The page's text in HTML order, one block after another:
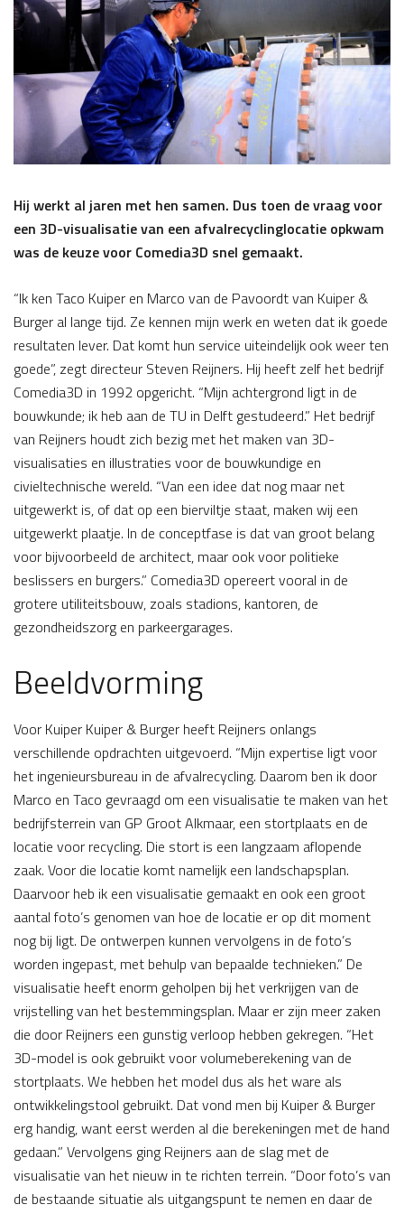
Hij werkt al jaren met hen samen. Dus toen de vraag voor
een 3D-visualisatie van een afvalrecyclinglocatie opkwam
was de keuze voor Comedia3D snel gemaakt.
“Ik ken Taco Kuiper en Marco van de Pavoordt van Kuiper &
Burger al lange tijd. Ze kennen mijn werk en weten dat ik goede
resultaten lever. Dat komt hun service uiteindelijk ook weer ten
goede”, zegt directeur Steven Reijners. Hij heeft zelf het bedrijf
Comedia3D in 1992 opgericht. “Mijn achtergrond ligt in de
bouwkunde; ik heb aan de TU in Delft gestudeerd.” Het bedrijf
van Reijners houdt zich bezig met het maken van 3D-
visualisaties en illustraties voor de bouwkundige en
civieltechnische wereld. “Van een idee dat nog maar net
uitgewerkt is, of dat op een bierviltje staat, maken wij een
uitgewerkt plaatje. In de conceptfase is dat van groot belang
voor bijvoorbeeld de architect, maar ook voor politieke
beslissers en burgers.” Comedia3D opereert vooral in de
grotere utiliteitsbouw, zoals stadions, kantoren, de
gezondheidszorg en parkeergarages.
Beeldvorming
Voor Kuiper Kuiper & Burger heeft Reijners onlangs
verschillende opdrachten uitgevoerd. “Mijn expertise ligt voor
het ingenieursbureau in de afvalrecycling. Daarom ben ik door
Marco en Taco gevraagd om een visualisatie te maken van het
bedrijfsterrein van GP Groot Alkmaar, een stortplaats en de
locatie voor recycling. Die stort is een langzaam aflopende
zaak. Voor die locatie komt namelijk een landschapsplan.
Daarvoor heb ik een visualisatie gemaakt en ook een groot
aantal foto’s genomen van hoe de locatie er op dit moment
nog bij ligt. De ontwerpen kunnen vervolgens in de foto’s
worden ingepast, met behulp van bepaalde technieken.” De
visualisatie heeft enorm geholpen bij het verkrijgen van de
vrijstelling van het bestemmingsplan. Maar er zijn meer zaken
die door Reijners een gunstig verloop hebben gekregen. “Het
3D-model is ook gebruikt voor volumeberekening van de
stortplaats. We hebben het model dus als het ware als
ontwikkelingstool gebruikt. Dat vond men bij Kuiper & Burger
erg handig, want eerst werden al die berekeningen met de hand
gedaan.” Vervolgens ging Reijners aan de slag met de
visualisatie van het nieuw in te richten terrein. “Door foto’s van
de bestaande situatie als uitgangspunt te nemen en daar de